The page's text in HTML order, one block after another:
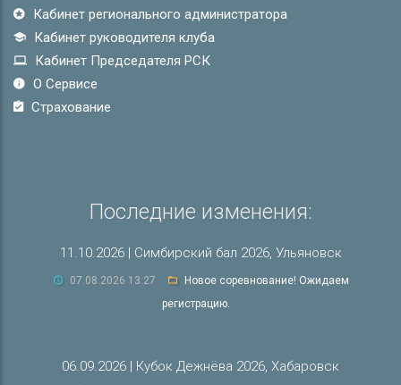
Кабинет регионального администратора
Кабинет руководителя клуба
Кабинет Председателя РСК
О Сервисе
Страхование
Последние изменения:
11.10.2026 | Симбирский бал 2026, Ульяновск
07.08.2026 13:27
Новое соревнование! Ожидаем
регистрацию.
06.09.2026 | Кубок Дежнёва 2026, Хабаровск